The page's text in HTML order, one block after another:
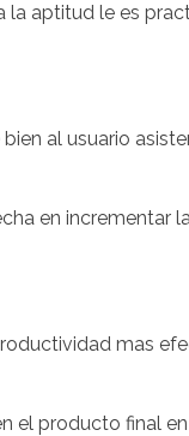
aptitud le es
al usuario
en incrementar
mas
el producto final